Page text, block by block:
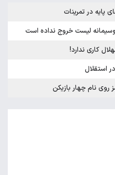
پایه در تمرینات
لیست خروج نداده است
کاری ندارد!
استقلال
روی نام چهار بازیکن